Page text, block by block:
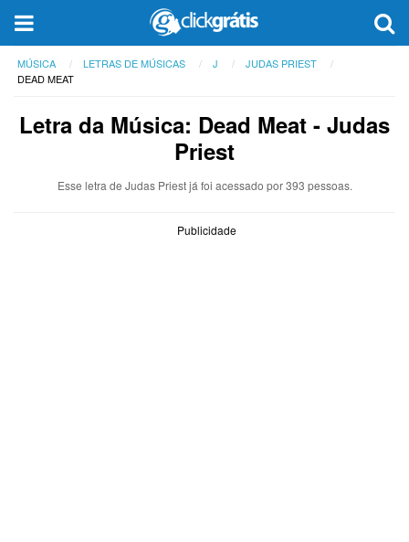
MÚSICA LETRAS DE MÚSICAS J
JUDAS PRIEST
DEAD MEAT
Letra da Música: Dead Meat - Judas
Priest
Esse letra de Judas Priest já foi acessado por 393 pessoas.
Publicidade